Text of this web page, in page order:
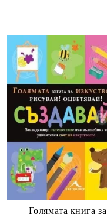
Голямата книга за